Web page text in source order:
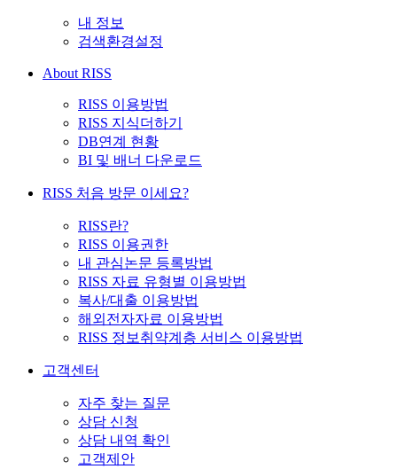
내 정보
검색환경설정
About RISS
RISS 이용방법
RISS 지식더하기
DB연계 현황
BI 및 배너 다운로드
RISS 처음 방문 이세요?
RISS란?
RISS 이용권한
내 관심논문 등록방법
RISS 자료 유형별 이용방법
복사/대출 이용방법
해외전자자료 이용방법
RISS 정보취약계층 서비스 이용방법
고객센터
자주 찾는 질문
상담 신청
상담 내역 확인
고객제안